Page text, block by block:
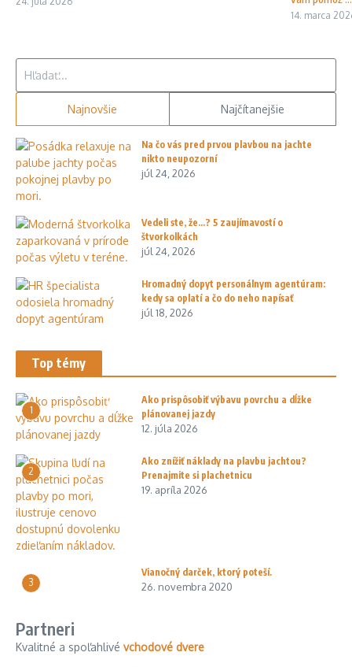
14. marca
Najnovšie Najčítanejšie
Na čo vás pred prvou plavbou na jachte
nikto neupozorní
júl 24, 2026
Vedeli ste, že…? 5 zaujímavostí o
štvorkolkách
júl 24, 2026
Hromadný dopyt personálnym agentúram:
kedy sa oplatí a čo do neho napísať
júl 18, 2026
Top témy
1
Ako prispôsobiť výbavu povrchu a dĺžke
plánovanej jazdy
12. júla 2026
2
Ako znížiť náklady na plavbu jachtou?
Prenajmite si plachetnicu
19. apríla 2026
3
Vianočný darček, ktorý poteší.
26. novembra 2020
Partneri
Kvalitné a spoľahlivé vchodové dvere